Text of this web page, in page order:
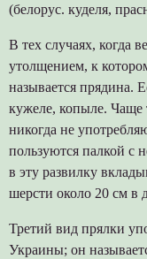
(белорус. куделя,
В тех случаях, когда
утолщением, к
называется прядина.
кужеле, копыле. Чаще
никогда не
пользуются палкой с
в эту развилку
шерсти около 20 см в
Третий вид прялки
Украины; он